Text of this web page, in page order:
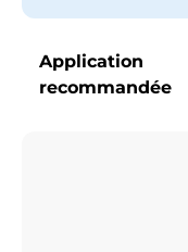
Application
recommandée